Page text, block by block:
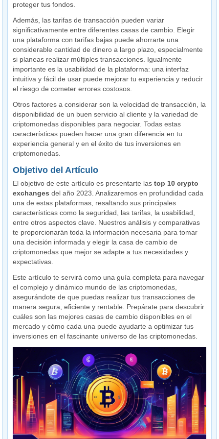
proteger tus fondos.
Además, las tarifas de transacción pueden variar
significativamente entre diferentes casas de cambio. Elegir
una plataforma con tarifas bajas puede ahorrarte una
considerable cantidad de dinero a largo plazo, especialmente
si planeas realizar múltiples transacciones. Igualmente
importante es la usabilidad de la plataforma: una interfaz
intuitiva y fácil de usar puede mejorar tu experiencia y reducir
el riesgo de cometer errores costosos.
Otros factores a considerar son la velocidad de transacción, la
disponibilidad de un buen servicio al cliente y la variedad de
criptomonedas disponibles para negociar. Todas estas
características pueden hacer una gran diferencia en tu
experiencia general y en el éxito de tus inversiones en
criptomonedas.
Objetivo del Artículo
El objetivo de este artículo es presentarte lastop 10 crypto
exchanges del año 2023. Analizaremos en profundidad cada
una de estas plataformas, resaltando sus principales
características como la seguridad, las tarifas, la usabilidad,
entre otros aspectos clave. Nuestros análisis y comparativas
te proporcionarán toda la información necesaria para tomar
una decisión informada y elegir la casa de cambio de
criptomonedas que mejor se adapte a tus necesidades y
expectativas.
Este artículo te servirá como una guía completa para navegar
el complejo y dinámico mundo de las criptomonedas,
asegurándote de que puedas realizar tus transacciones de
manera segura, eficiente y rentable. Prepárate para descubrir
cuáles son las mejores casas de cambio disponibles en el
mercado y cómo cada una puede ayudarte a optimizar tus
inversiones en el fascinante universo de las criptomonedas.